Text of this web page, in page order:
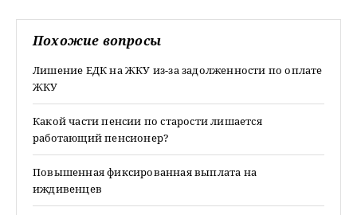
Похожие вопросы
Лишение ЕДК на ЖКУ из-за задолженности по оплате
ЖКУ
Какой части пенсии по старости лишается
работающий пенсионер?
Повышенная фиксированная выплата на
иждивенцев